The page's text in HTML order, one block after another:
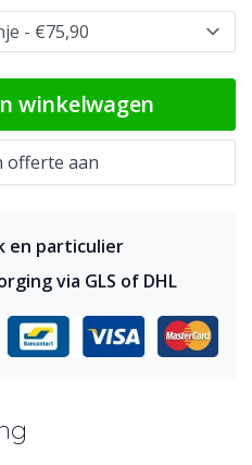
winkelwagen
offerte aan
en particulier
via GLS of DHL